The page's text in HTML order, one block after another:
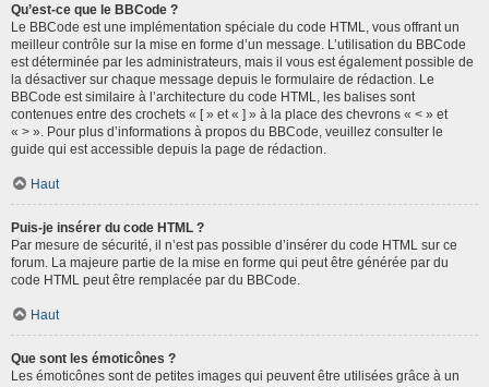
Qu’est-ce que le BBCode ?
Le BBCode est une implémentation spéciale du code HTML, vous offrant un
meilleur contrôle sur la mise en forme d’un message. L’utilisation du BBCode
est déterminée par les administrateurs, mais il vous est également possible de
la désactiver sur chaque message depuis le formulaire de rédaction. Le
BBCode est similaire à l’architecture du code HTML, les balises sont
contenues entre des crochets « [ » et « ] » à la place des chevrons « < » et
« > ». Pour plus d’informations à propos du BBCode, veuillez consulter le
guide qui est accessible depuis la page de rédaction.
Haut
Puis-je insérer du code HTML ?
Par mesure de sécurité, il n’est pas possible d’insérer du code HTML sur ce
forum. La majeure partie de la mise en forme qui peut être générée par du
code HTML peut être remplacée par du BBCode.
Haut
Que sont les émoticônes ?
Les émoticônes sont de petites images qui peuvent être utilisées grâce à un